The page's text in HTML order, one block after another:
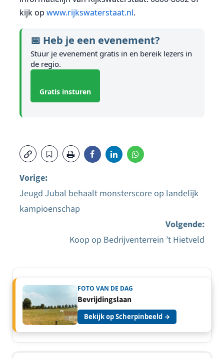
kijk op www.rijkswaterstaat.nl.
📅 Heb je een evenement?
Stuur je evenement gratis in en bereik lezers in
de regio.
Gratis insturen
Bericht
Vorige:
Jeugd Jubal behaalt monsterscore op landelijk
kampioenschap
Volgende:
Koop op Bedrijventerrein ’t Hietveld
FOTO VAN DE DAG
Bevrijdingslaan
Bekijk op Scherpinbeeld →